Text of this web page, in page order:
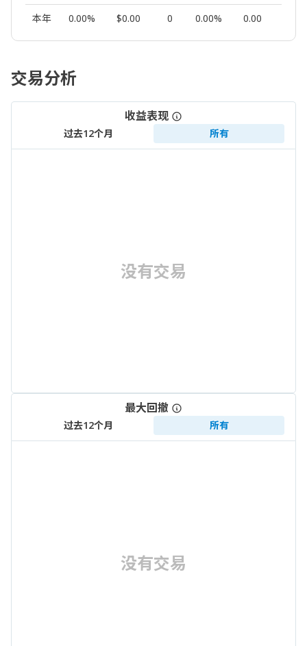
本年 0.00% $0.00 0 0.00% 0.00
交易分析
收益表现
过去12个月 所有
没有交易
最大回撤
过去12个月 所有
没有交易